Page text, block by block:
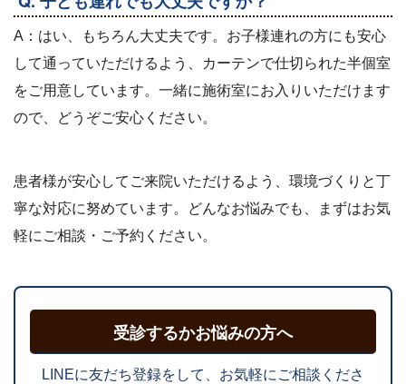
A：はい、もちろん大丈夫です。お子様連れの方にも安心
して通っていただけるよう、カーテンで仕切られた半個室
をご用意しています。一緒に施術室にお入りいただけます
ので、どうぞご安心ください。
患者様が安心してご来院いただけるよう、環境づくりと丁
寧な対応に努めています。どんなお悩みでも、まずはお気
軽にご相談・ご予約ください。
受診するかお悩みの方へ
LINEに友だち登録をして、お気軽にご相談くださ